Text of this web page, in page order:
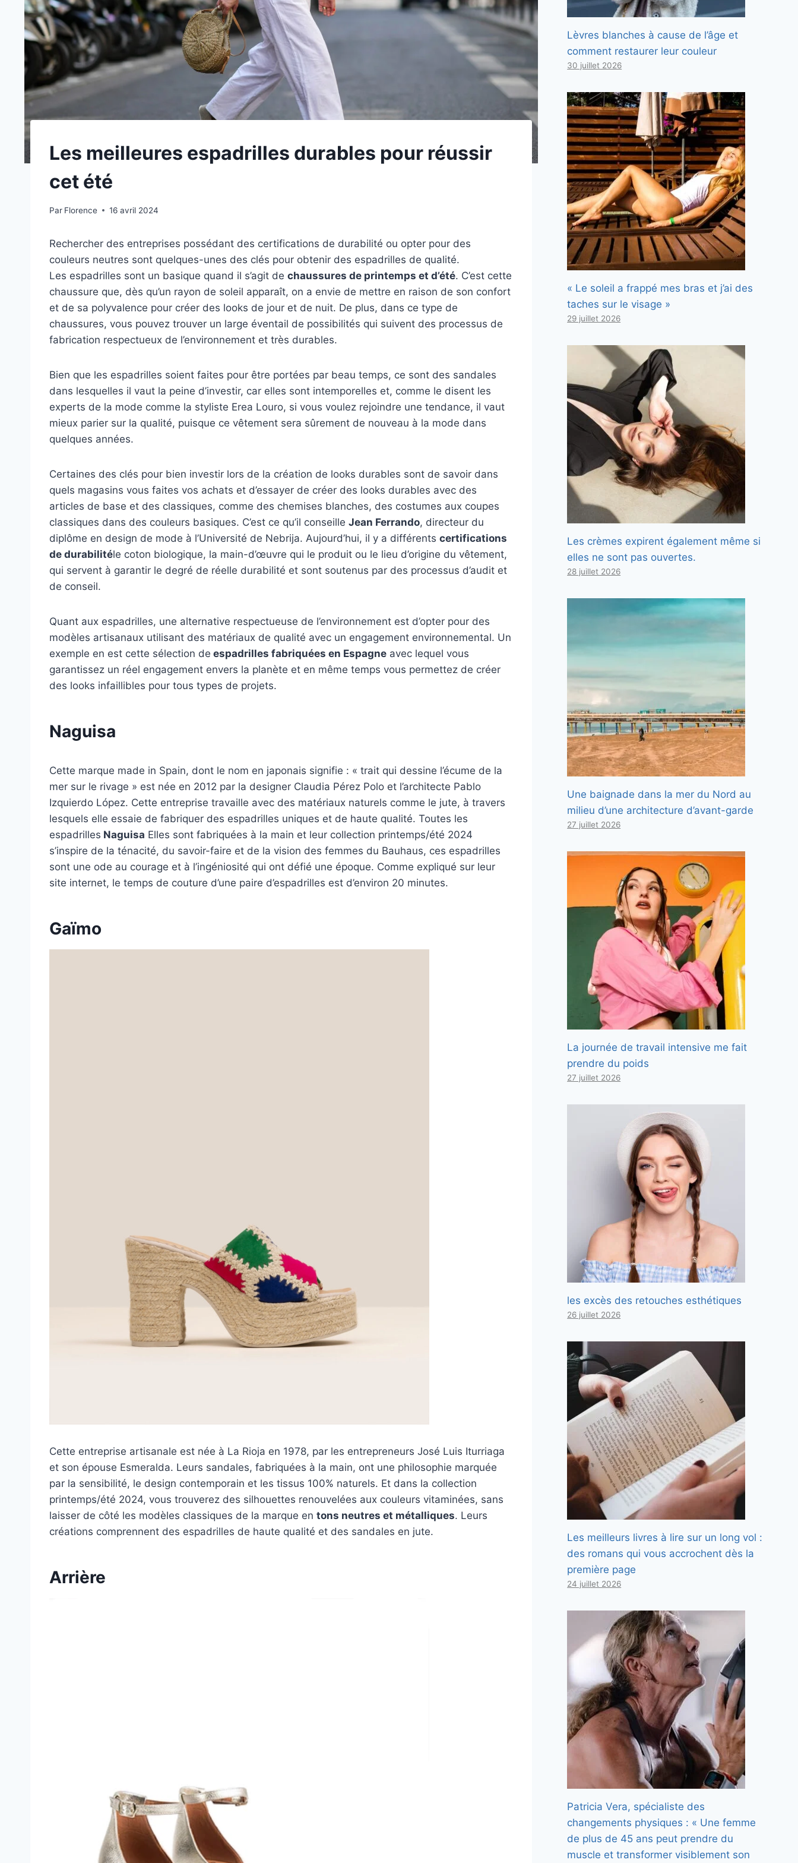
Les meilleures espadrilles durables pour réussir
cet été
Par Florence 16 avril 2024
Rechercher des entreprises possédant des certifications de durabilité ou opter pour des
couleurs neutres sont quelques-unes des clés pour obtenir des espadrilles de qualité.
Les espadrilles sont un basique quand il s’agit de chaussures de printemps et d’été. C’est cette
chaussure que, dès qu’un rayon de soleil apparaît, on a envie de mettre en raison de son confort
et de sa polyvalence pour créer des looks de jour et de nuit. De plus, dans ce type de
chaussures, vous pouvez trouver un large éventail de possibilités qui suivent des processus de
fabrication respectueux de l’environnement et très durables.
Bien que les espadrilles soient faites pour être portées par beau temps, ce sont des sandales
dans lesquelles il vaut la peine d’investir, car elles sont intemporelles et, comme le disent les
experts de la mode comme la styliste Erea Louro, si vous voulez rejoindre une tendance, il vaut
mieux parier sur la qualité, puisque ce vêtement sera sûrement de nouveau à la mode dans
quelques années.
Certaines des clés pour bien investir lors de la création de looks durables sont de savoir dans
quels magasins vous faites vos achats et d’essayer de créer des looks durables avec des
articles de base et des classiques, comme des chemises blanches, des costumes aux coupes
classiques dans des couleurs basiques. C’est ce qu’il conseille Jean Ferrando, directeur du
diplôme en design de mode à l’Université de Nebrija. Aujourd’hui, il y a différents certifications
de durabilitéle coton biologique, la main-d’œuvre qui le produit ou le lieu d’origine du vêtement,
qui servent à garantir le degré de réelle durabilité et sont soutenus par des processus d’audit et
de conseil.
Quant aux espadrilles, une alternative respectueuse de l’environnement est d’opter pour des
modèles artisanaux utilisant des matériaux de qualité avec un engagement environnemental. Un
exemple en est cette sélection de espadrilles fabriquées en Espagne avec lequel vous
garantissez un réel engagement envers la planète et en même temps vous permettez de créer
des looks infaillibles pour tous types de projets.
Naguisa
Cette marque made in Spain, dont le nom en japonais signifie : « trait qui dessine l’écume de la
mer sur le rivage » est née en 2012 par la designer Claudia Pérez Polo et l’architecte Pablo
Izquierdo López. Cette entreprise travaille avec des matériaux naturels comme le jute, à travers
lesquels elle essaie de fabriquer des espadrilles uniques et de haute qualité. Toutes les
espadrilles Naguisa Elles sont fabriquées à la main et leur collection printemps/été 2024
s’inspire de la ténacité, du savoir-faire et de la vision des femmes du Bauhaus, ces espadrilles
sont une ode au courage et à l’ingéniosité qui ont défié une époque. Comme expliqué sur leur
site internet, le temps de couture d’une paire d’espadrilles est d’environ 20 minutes.
Gaïmo
Cette entreprise artisanale est née à La Rioja en 1978, par les entrepreneurs José Luis Iturriaga
et son épouse Esmeralda. Leurs sandales, fabriquées à la main, ont une philosophie marquée
par la sensibilité, le design contemporain et les tissus 100% naturels. Et dans la collection
printemps/été 2024, vous trouverez des silhouettes renouvelées aux couleurs vitaminées, sans
laisser de côté les modèles classiques de la marque en tons neutres et métalliques. Leurs
créations comprennent des espadrilles de haute qualité et des sandales en jute.
Arrière
Lèvres blanches à cause de l’âge et
comment restaurer leur couleur
30 juillet 2026
« Le soleil a frappé mes bras et j’ai des
taches sur le visage »
29 juillet 2026
Les crèmes expirent également même si
elles ne sont pas ouvertes.
28 juillet 2026
Une baignade dans la mer du Nord au
milieu d’une architecture d’avant-garde
27 juillet 2026
La journée de travail intensive me fait
prendre du poids
27 juillet 2026
les excès des retouches esthétiques
26 juillet 2026
Les meilleurs livres à lire sur un long vol :
des romans qui vous accrochent dès la
première page
24 juillet 2026
Patricia Vera, spécialiste des
changements physiques : « Une femme
de plus de 45 ans peut prendre du
muscle et transformer visiblement son